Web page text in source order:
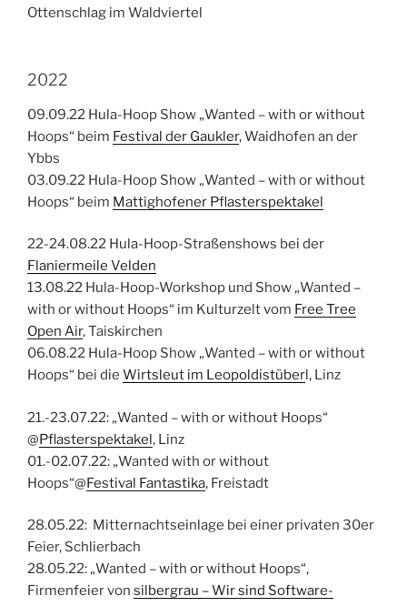
Ottenschlag im Waldviertel
2022
09.09.22 Hula-Hoop Show „Wanted – with or without
Hoops“ beim Festival der Gaukler, Waidhofen an der
Ybbs
03.09.22 Hula-Hoop Show „Wanted – with or without
Hoops“ beim Mattighofener Pflasterspektakel
22-24.08.22 Hula-Hoop-Straßenshows bei der
Flaniermeile Velden
13.08.22 Hula-Hoop-Workshop und Show „Wanted –
with or without Hoops“ im Kulturzelt vom Free Tree
Open Air, Taiskirchen
06.08.22 Hula-Hoop Show „Wanted – with or without
Hoops“ bei die Wirtsleut im Leopoldistüberl, Linz
21.-23.07.22: „Wanted – with or without Hoops“
@Pflasterspektakel, Linz
01.-02.07.22: „Wanted with or without
Hoops“@Festival Fantastika, Freistadt
28.05.22: Mitternachtseinlage bei einer privaten 30er
Feier, Schlierbach
28.05.22: „Wanted – with or without Hoops“,
Firmenfeier von silbergrau – Wir sind Software-